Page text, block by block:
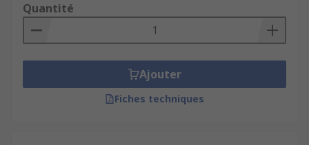
Quantité
Ajouter
Fiches techniques